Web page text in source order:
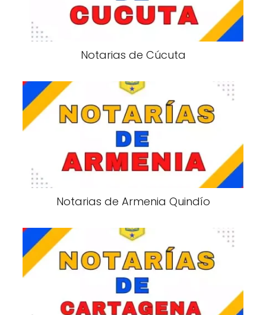
Notarias de Cúcuta
Notarias de Armenia Quindío